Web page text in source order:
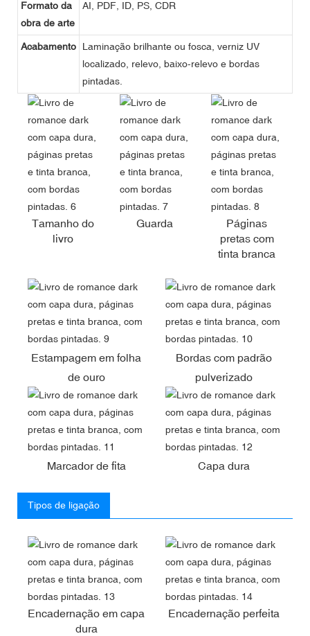
Formato da
obra de arte
AI, PDF, ID, PS, CDR
Acabamento
Laminação brilhante ou fosca, verniz UV
localizado, relevo, baixo-relevo e bordas
pintadas.
Tamanho do
livro
Guarda
Páginas
pretas com
tinta branca
Estampagem em folha
de ouro
Bordas com padrão
pulverizado
Marcador de fita Capa dura
Tipos de ligação
Encadernação em capa
dura
Encadernação perfeita